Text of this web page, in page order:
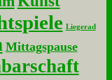
Liegerad
Mittagspause